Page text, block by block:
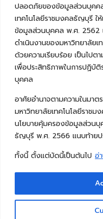
ปลอดภัยของข้อมูลส่วนบุคค
เทคโนโลยีราชมงคลธัญบุรี
ข้อมูลส่วนบุคคล พ.ศ. 2562 เ
ดำเนินงานของมหาวิทยาลัย
ด้วยความเรียบร้อย เป็นไปต
เพื่อประสิทธิภาพในการปฏิบั
บุคคล
อาศัยอำนาจตามความในมา
มหาวิทยาลัยเทคโนโลยีราช
นโยบายคุ้มครองข้อมูลส่วนบุ
ธัญบุรี พ.ศ. 2566 แนบท้ายป
ทั้งนี้ ตั้งแต่บัดนี้เป็นต้นไป อ่
Copyright © 2026 ค
เทคโน